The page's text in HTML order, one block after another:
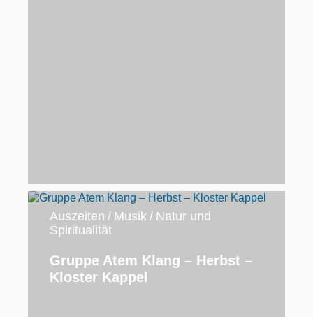
Auszeiten / Musik / Natur und
Spiritualität
Gruppe Atem Klang – Herbst –
Kloster Kappel